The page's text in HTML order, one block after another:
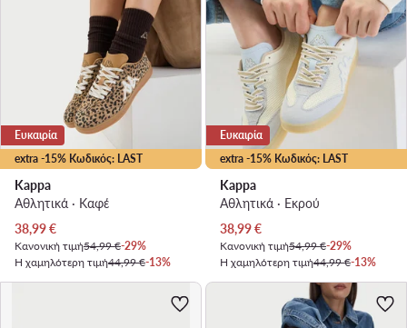
extra -15% Κωδικός: LAST
Ευκαιρία
Kappa
Αθλητικά · Καφέ
Τρέχουσα τιμή
38,99€
Κανονική τιμή54,99 €-29%
Η χαμηλότερη τιμή44,99 €-13%
extra -15% Κωδικός: LAST
Ευκαιρία
Kappa
Αθλητικά · Εκρού
Τρέχουσα τιμή
38,99€
Κανονική τιμή54,99 €-29%
Η χαμηλότερη τιμή44,99 €-13%